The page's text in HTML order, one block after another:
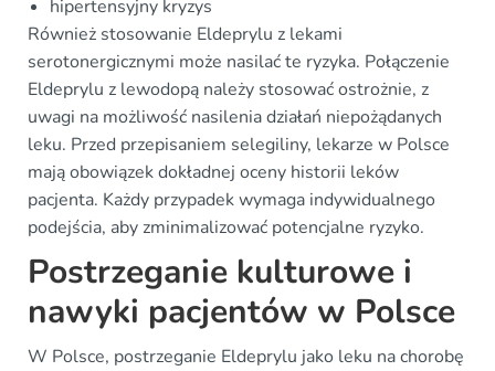
hipertensyjny kryzys
Również stosowanie Eldeprylu z lekami
serotonergicznymi może nasilać te ryzyka. Połączenie
Eldeprylu z lewodopą należy stosować ostrożnie, z
uwagi na możliwość nasilenia działań niepożądanych
leku. Przed przepisaniem selegiliny, lekarze w Polsce
mają obowiązek dokładnej oceny historii leków
pacjenta. Każdy przypadek wymaga indywidualnego
podejścia, aby zminimalizować potencjalne ryzyko.
Postrzeganie kulturowe i
nawyki pacjentów w Polsce
W Polsce, postrzeganie Eldeprylu jako leku na chorobę